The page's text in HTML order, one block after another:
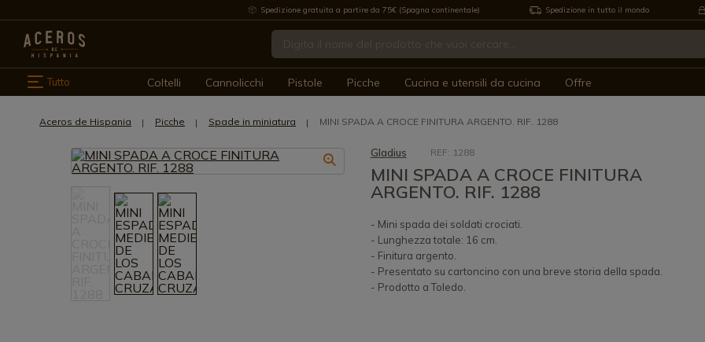
Spedizione gratuita a partire da 75€ (Spagna continentale) Spedizione in tutto il mondo
Tutto Coltelli Cannolicchi Pistole Picche Cucina e utensili da cucina Offre
Aceros de Hispania Picche Spade in miniatura MINI SPADA A CROCE FINITURA ARGENTO. RIF. 1288
Gladius REF: 1288
MINI SPADA A CROCE FINITURA
ARGENTO. RIF. 1288
- Mini spada dei soldati crociati.
- Lunghezza totale: 16 cm.
- Finitura argento.
- Presentato su cartoncino con una breve storia della spada.
- Prodotto a Toledo.